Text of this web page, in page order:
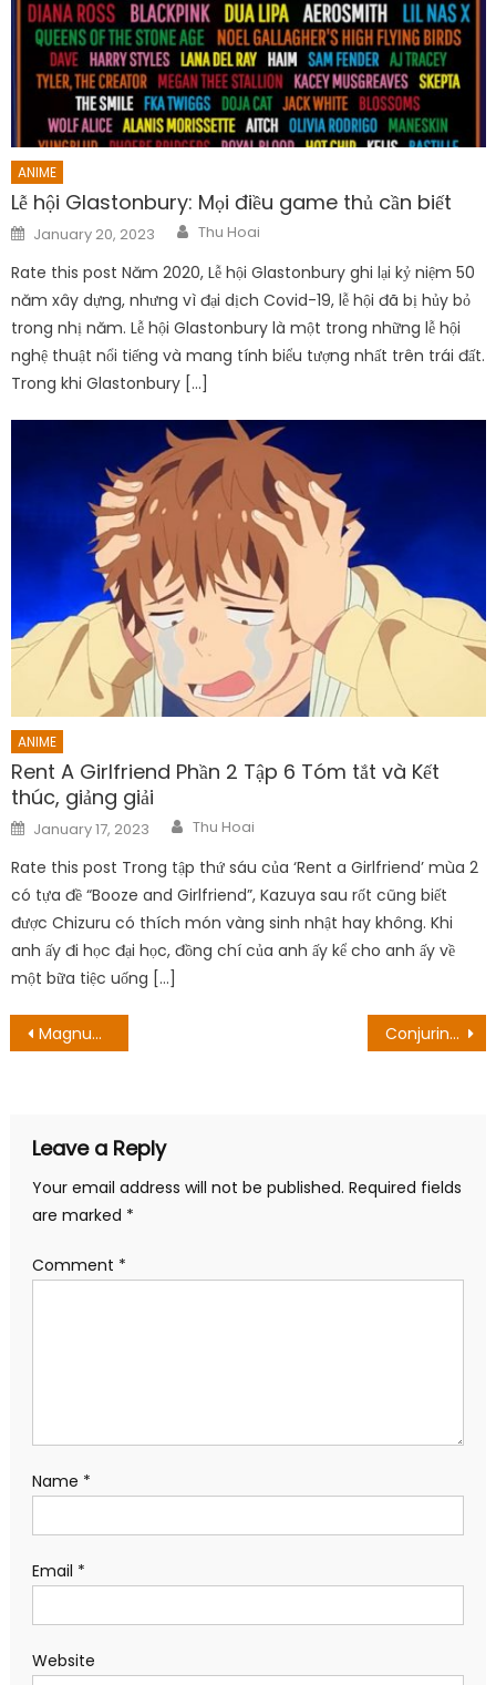
ANIME
Lễ hội Glastonbury: Mọi điều game thủ cần biết
Posted
on
January 20, 2023 Author
Thu Hoai
Rate this post Năm 2020, Lễ hội Glastonbury ghi lại kỷ niệm 50
năm xây dựng, nhưng vì đại dịch Covid-19, lễ hội đã bị hủy bỏ
trong nhị năm. Lễ hội Glastonbury là một trong những lễ hội
nghệ thuật nổi tiếng và mang tính biểu tượng nhất trên trái đất.
Trong khi Glastonbury […]
ANIME
Rent A Girlfriend Phần 2 Tập 6 Tóm tắt và Kết
thúc, giảng giải
Posted
on
January 17, 2023 Author
Thu Hoai
Rate this post Trong tập thứ sáu của ‘Rent a Girlfriend’ mùa 2
có tựa đề “Booze and Girlfriend”, Kazuya sau rốt cũng biết
được Chizuru có thích món vàng sinh nhật hay không. Khi
anh ấy đi học đại học, đồng chí của anh ấy kể cho anh ấy về
một bữa tiệc uống […]
Post
Magnum PI Cast: Họ đang ở đâu? Conjuring 4: Bộ phim đang được thực hiện?
Leave a Reply
Your email address will not be published. Required fields
are marked *
Comment *
Name *
Email *
Website